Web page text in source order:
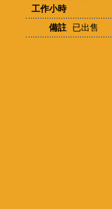
工作小時
備註
已出售